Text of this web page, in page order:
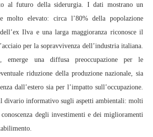
al futuro della siderurgia. I dati mostrano un
molto elevato: circa l’80% della popolazione
Ilva e una larga maggioranza riconosce il
per la sopravvivenza dell’industria italiana.
emerge una diffusa preoccupazione per le
riduzione della produzione nazionale, sia
dall’estero sia per l’impatto sull’occupazione.
divario informativo sugli aspetti ambientali: molti
degli investimenti e dei miglioramenti